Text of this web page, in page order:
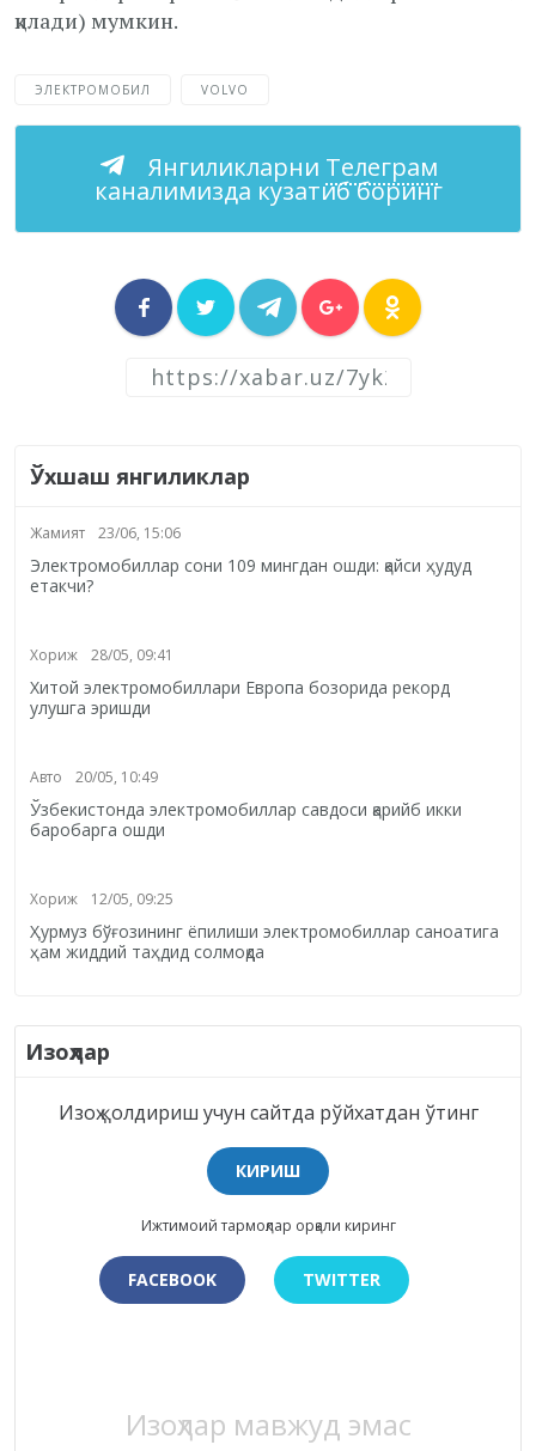
қилади) мумкин.
ЭЛЕКТРОМОБИЛ VOLVO
Янгиликларни Телеграм
каналимизда кузатиб боринг
Ўхшаш янгиликлар
Жамият 23/06, 15:06
Электромобиллар сони 109 мингдан ошди: қайси ҳудуд
етакчи?
Хориж 28/05, 09:41
Хитой электромобиллари Европа бозорида рекорд
улушга эришди
Авто 20/05, 10:49
Ўзбекистонда электромобиллар савдоси қарийб икки
баробарга ошди
Хориж 12/05, 09:25
Ҳурмуз бўғозининг ёпилиши электромобиллар саноатига
ҳам жиддий таҳдид солмоқда
Изоҳлар
Изоҳ қолдириш учун сайтда рўйхатдан ўтинг
КИРИШ
Ижтимоий тармоқлар орқали киринг
FACEBOOK TWITTER
Изоҳлар мавжуд эмас